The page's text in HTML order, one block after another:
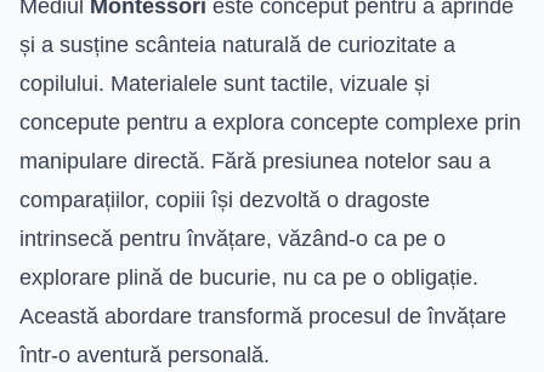
Mediul Montessori este conceput pentru a aprinde
și a susține scânteia naturală de curiozitate a
copilului. Materialele sunt tactile, vizuale și
concepute pentru a explora concepte complexe prin
manipulare directă. Fără presiunea notelor sau a
comparațiilor, copiii își dezvoltă o dragoste
intrinsecă pentru învățare, văzând-o ca pe o
explorare plină de bucurie, nu ca pe o obligație.
Această abordare transformă procesul de învățare
într-o aventură personală.